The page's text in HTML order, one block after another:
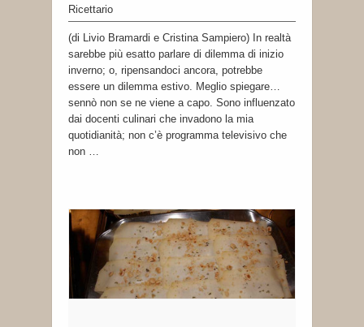
Ricettario
(di Livio Bramardi e Cristina Sampiero) In realtà
sarebbe più esatto parlare di dilemma di inizio
inverno; o, ripensandoci ancora, potrebbe
essere un dilemma estivo. Meglio spiegare…
sennò non se ne viene a capo. Sono influenzato
dai docenti culinari che invadono la mia
quotidianità; non c’è programma televisivo che
non …